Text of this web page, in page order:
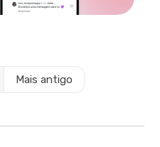
Mais antigo